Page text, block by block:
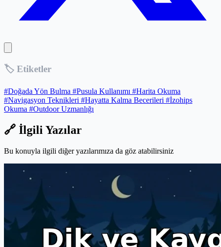
🏷️ Etiketler
#Doğada Yön Bulma #Pusula Kullanımı #Harita Okuma
#Navigasyon Teknikleri #Hayatta Kalma Becerileri #İzohips
Okuma #Outdoor Uzmanlığı
🔗 İlgili Yazılar
Bu konuyla ilgili diğer yazılarımıza da göz atabilirsiniz